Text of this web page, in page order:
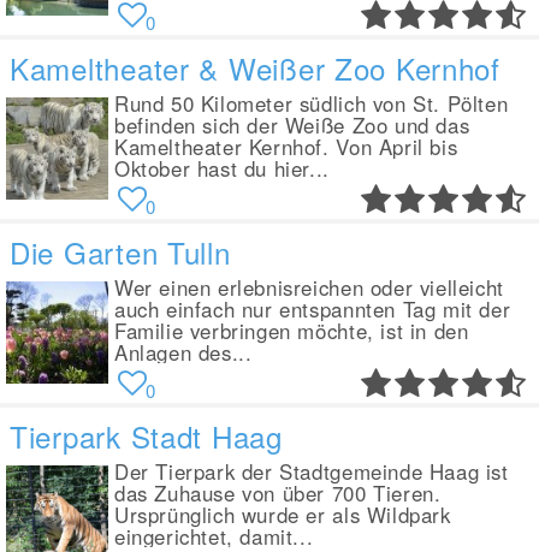
0
Kameltheater & Weißer Zoo Kernhof
Rund 50 Kilometer südlich von St. Pölten
befinden sich der Weiße Zoo und das
Kameltheater Kernhof. Von April bis
Oktober hast du hier...
0
Die Garten Tulln
Wer einen erlebnisreichen oder vielleicht
auch einfach nur entspannten Tag mit der
Familie verbringen möchte, ist in den
Anlagen des...
0
Tierpark Stadt Haag
Der Tierpark der Stadtgemeinde Haag ist
das Zuhause von über 700 Tieren.
Ursprünglich wurde er als Wildpark
eingerichtet, damit...